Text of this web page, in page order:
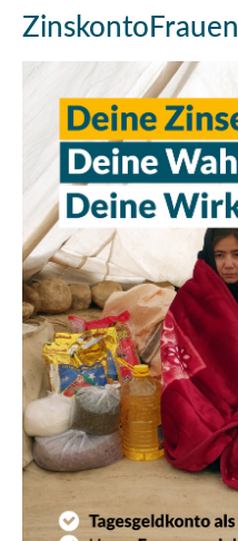
ZinskontoFrauen